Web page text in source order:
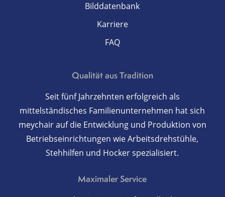
Bilddatenbank
Karriere
FAQ
Qualität aus Tradition
Seit fünf Jahrzehnten erfolgreich als
mittelständisches Familienunternehmen hat sich
meychair auf die Entwicklung und Produktion von
Betriebseinrichtungen wie Arbeitsdrehstühle,
Stehhilfen und Hocker spezialisiert.
Maximaler Service